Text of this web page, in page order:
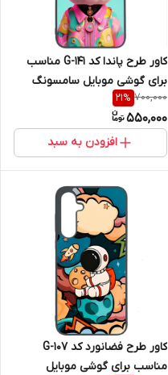
کاور طرح پاندا کد G-141 مناسب
برای گوشی موبایل سامسونگ
Galaxy A36
700,000
21%
550,000
افزودن به سبد
کاور طرح فضانورد کد G-107
مناسب برای گوشی موبایل